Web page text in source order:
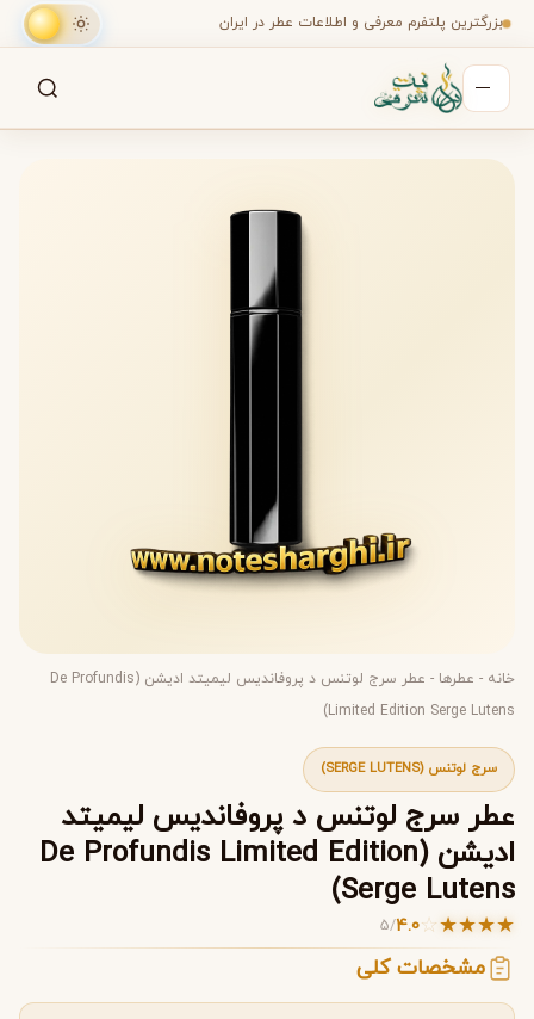
بزرگترین پلتفرم معرفی و اطلاعات عطر در ایران
خانه - عطرها -
عطر سرج لوتنس د پروفاندیس لیمیتد ادیشن (De Profundis
Limited Edition Serge Lutens)
سرج لوتنس (SERGE LUTENS)
عطر سرج لوتنس د پروفاندیس لیمیتد
ادیشن (De Profundis Limited Edition
Serge Lutens)
★
★
★
★
☆
4.0
/
5
مشخصات کلی